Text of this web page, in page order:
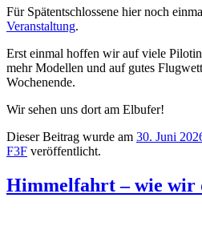
Für Spätentschlossene hier noch
Veranstaltung.
Erst einmal hoffen wir auf viele
mehr Modellen und auf gutes
Wochenende.
Wir sehen uns dort am Elbufer!
Dieser Beitrag wurde am 30. Juni
F3F veröffentlicht.
Himmelfahrt – wie wir